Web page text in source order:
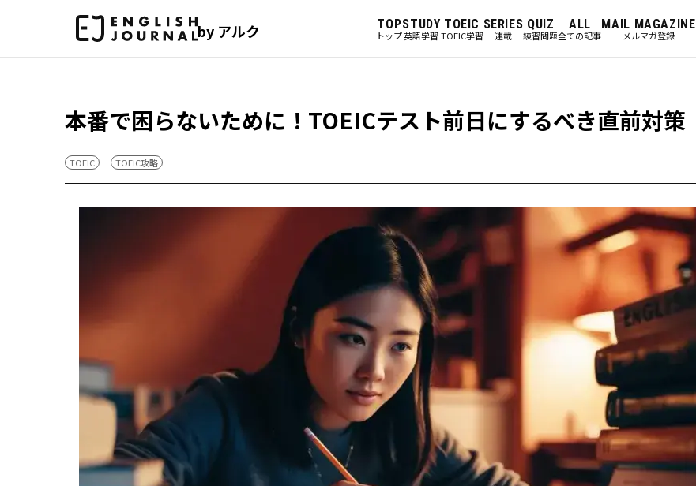
by アルク TOP
トップ
STUDY
英語学習
TOEIC
TOEIC学習
SERIES
連載
QUIZ
練習問題
ALL
全ての記事
MAIL MAGAZINE
メルマガ登録
本番で困らないために！TOEICテスト前日にするべき直前対策
TOEIC TOEIC攻略